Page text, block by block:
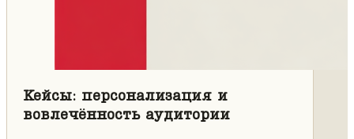
Кейсы: персонализация и
вовлечённость аудитории